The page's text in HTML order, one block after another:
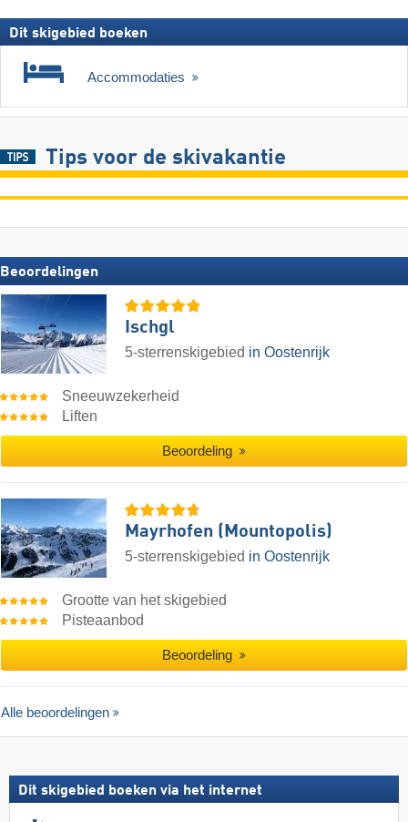
Dit skigebied boeken
Accommodaties
Tips voor de skivakantie
Beoordelingen
Ischgl
5-sterrenskigebied in Oostenrijk
Sneeuwzekerheid
Liften
Beoordeling
Mayrhofen (Mountopolis)
5-sterrenskigebied in Oostenrijk
Grootte van het skigebied
Pisteaanbod
Beoordeling
Alle beoordelingen
Dit skigebied boeken via het internet